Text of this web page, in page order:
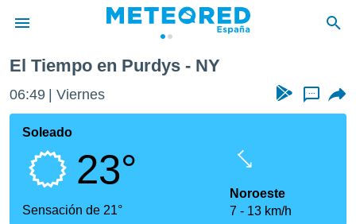
de
por
que se
calidad.
a este
las
El Tiempo en Purdys - NY
06:49 Viernes ...
Soleado
23°
Sensación de 21°
Noroeste
7
13 km/h